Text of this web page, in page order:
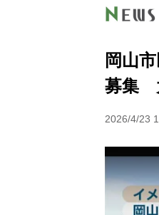
岡山
募集
2026/4/23